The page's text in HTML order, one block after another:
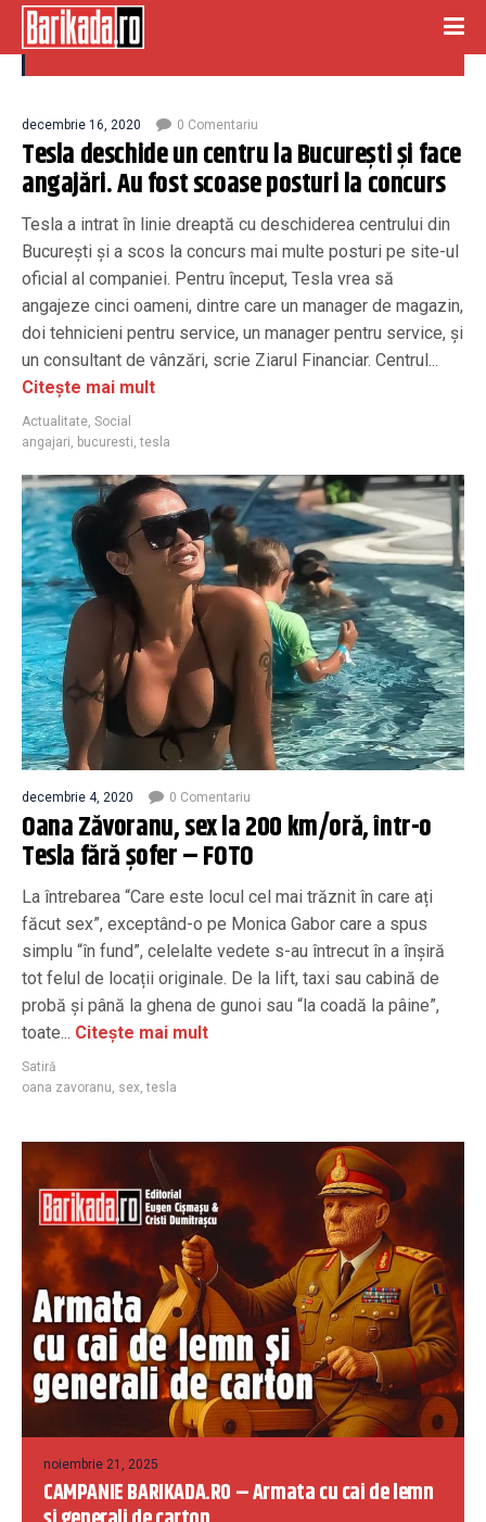
tesla
decembrie 16, 2020 0 Comentariu
Tesla deschide un centru la București și face
angajări. Au fost scoase posturi la concurs
Tesla a intrat în linie dreaptă cu deschiderea centrului din
Bucureşti şi a scos la concurs mai multe posturi pe site-ul
oficial al companiei. Pentru început, Tesla vrea să
angajeze cinci oameni, dintre care un manager de magazin,
doi tehnicieni pentru service, un manager pentru service, şi
un consultant de vânzări, scrie Ziarul Financiar. Centrul...
Citește mai mult
Actualitate, Social
angajari, bucuresti,tesla
decembrie 4, 2020 0 Comentariu
Oana Zăvoranu, sex la 200 km/oră, într-o
Tesla fără şofer – FOTO
La întrebarea “Care este locul cel mai trăznit în care ați
făcut sex”, exceptând-o pe Monica Gabor care a spus
simplu “în fund”, celelalte vedete s-au întrecut în a înșiră
tot felul de locații originale. De la lift, taxi sau cabină de
probă și până la ghena de gunoi sau “la coadă la pâine”,
toate... Citește mai mult
Satiră
oana zavoranu, sex,tesla
noiembrie 21, 2025
CAMPANIE BARIKADA.RO – Armata cu cai de lemn